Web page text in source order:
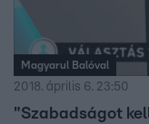
Magyarul Balóval
2018. április 6. 23:50
"Szabadságot